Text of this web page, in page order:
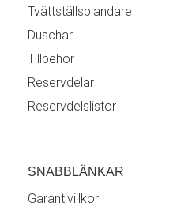
Tvättställsblandare
Duschar
Tillbehör
Reservdelar
Reservdelslistor
SNABBLÄNKAR
Garantivillkor